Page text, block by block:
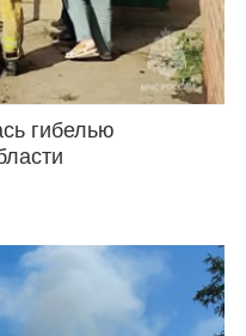
гибелью